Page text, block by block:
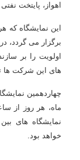
اهواز، پایتخت
این نمایشگاه که
برگزار می گردد،
اولویت را بر
های این شرکت ها
نمایشگاه های
خواهد بود.